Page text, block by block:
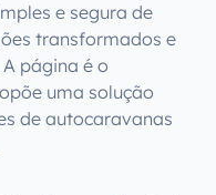
e segura de
transformados e
página é o
uma solução
de autocaravanas